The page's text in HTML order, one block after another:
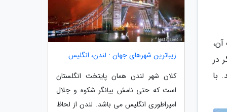
در
با
زیباترین شهرهای جهان : لندن، انگلیس
کلان شهر لندن همان پایتخت انگلستان
است که حتی نامش بیانگر شکوه و جلال
امپراطوری انگلیس می باشد. لندن از لحاظ